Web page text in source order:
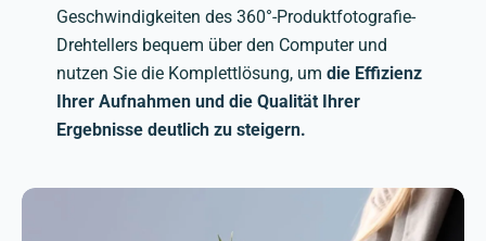
Geschwindigkeiten des 360°-Produktfotografie-
Drehtellers bequem über den Computer und
nutzen Sie die Komplettlösung, um die Effizienz
Ihrer Aufnahmen und die Qualität Ihrer
Ergebnisse deutlich zu steigern.